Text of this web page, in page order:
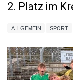
2. Platz im
ALLGEMEIN SPORT